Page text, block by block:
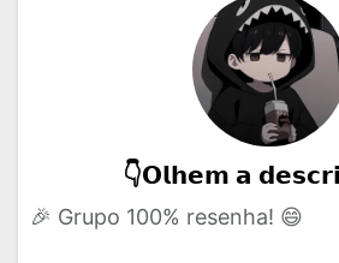
👇𝗢𝗹𝗵𝗲𝗺 𝗮
🎉 Grupo 100% resenha! 😄